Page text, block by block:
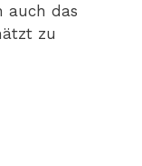
auch das
zu